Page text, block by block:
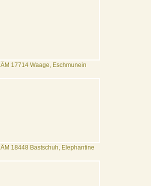
ÄM 17714 Waage, Eschmunein
ÄM 18448 Bastschuh, Elephantine